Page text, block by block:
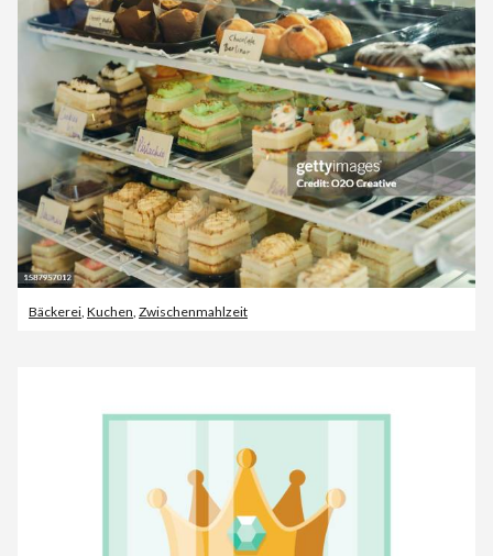
Bäckerei, Kuchen, Zwischenmahlzeit